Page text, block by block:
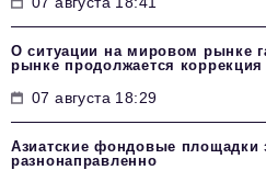
О ситуации на мировом рынке
рынке продолжается коррекция
07 августа 18:29
Азиатские фондовые площадки
разнонаправленно